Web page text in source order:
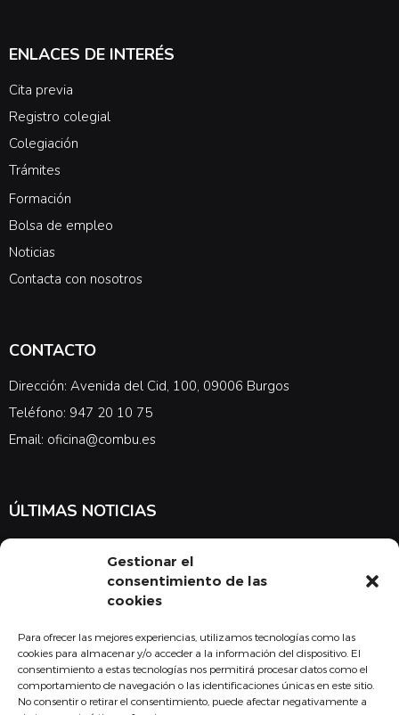
Gestionar el
consentimiento de las
cookies
Para ofrecer las mejores experiencias, utilizamos tecnologías como las
cookies para almacenar y/o acceder a la información del dispositivo. El
consentimiento a estas tecnologías nos permitirá procesar datos como el
comportamiento de navegación o las identificaciones únicas en este sitio.
No consentir o retirar el consentimiento, puede afectar negativamente a
ENLACES DE INTERÉS
Cita previa
Registro colegial
Colegiación
Trámites
Formación
Bolsa de empleo
Noticias
Contacta con nosotros
CONTACTO
Dirección: Avenida del Cid, 100, 09006 Burgos
Teléfono: 947 20 10 75
Email: oficina@combu.es
ÚLTIMAS NOTICIAS
noticias en cuanto a medicina y el COMBU
Acepto la política de privacidad
Suscribirse